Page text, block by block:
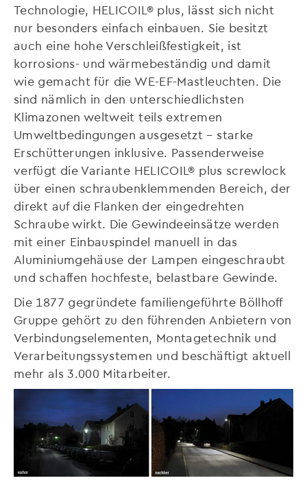
Technologie, HELICOIL® plus, lässt sich nicht
nur besonders einfach einbauen. Sie besitzt
auch eine hohe Verschleißfestigkeit, ist
korrosions- und wärmebeständig und damit
wie gemacht für die WE-EF-Mastleuchten. Die
sind nämlich in den unterschiedlichsten
Klimazonen weltweit teils extremen
Umweltbedingungen ausgesetzt – starke
Erschütterungen inklusive. Passenderweise
verfügt die Variante HELICOIL® plus screwlock
über einen schraubenklemmenden Bereich, der
direkt auf die Flanken der eingedrehten
Schraube wirkt. Die Gewindeeinsätze werden
mit einer Einbauspindel manuell in das
Aluminiumgehäuse der Lampen eingeschraubt
und schaffen hochfeste, belastbare Gewinde.
Die 1877 gegründete familiengeführte Böllhoff
Gruppe gehört zu den führenden Anbietern von
Verbindungselementen, Montagetechnik und
Verarbeitungssystemen und beschäftigt aktuell
mehr als 3.000 Mitarbeiter.